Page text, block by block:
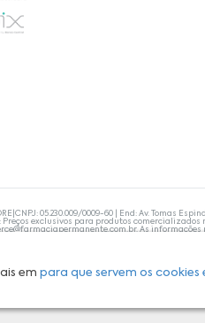
empara que servem os cookies
05.230.009/0009-60 | End: Av. Tomas
Preços exclusivos para produtos
. As informações
da área médica. Apenas o médico está
ser consultado. A Farmácia Permanente
A privacidade e a segurança dos clientes são
nosso estoque.